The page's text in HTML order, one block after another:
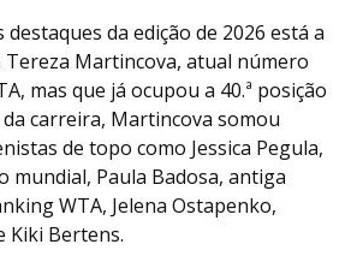
da edição de 2026 está a
Tereza Martincova, atual número
mas que já ocupou a 40.ª posição
carreira, Martincova somou
de topo como Jessica Pegula,
mundial, Paula Badosa, antiga
WTA, Jelena Ostapenko,
Kiki Bertens.